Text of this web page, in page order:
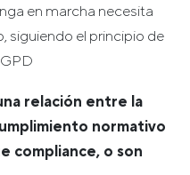
en marcha necesita
siguiendo el principio de
relación entre la
normativo
compliance, o son